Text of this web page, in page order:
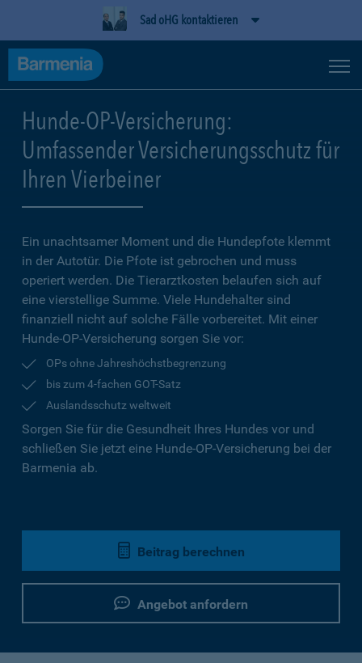
Sad oHG kontaktieren
Hunde-OP-Versicherung:
Umfassender Versicherungsschutz für
Ihren Vierbeiner
Ein unachtsamer Moment und die Hundepfote klemmt
in der Autotür. Die Pfote ist gebrochen und muss
operiert werden. Die Tierarztkosten belaufen sich auf
eine vierstellige Summe. Viele Hundehalter sind
finanziell nicht auf solche Fälle vorbereitet. Mit einer
Hunde-OP-Versicherung sorgen Sie vor:
OPs ohne Jahreshöchstbegrenzung
bis zum 4-fachen GOT-Satz
Auslandsschutz weltweit
Sorgen Sie für die Gesundheit Ihres Hundes vor und
schließen Sie jetzt eine Hunde-OP-Versicherung bei der
Barmenia ab.
Beitrag berechnen
Angebot anfordern